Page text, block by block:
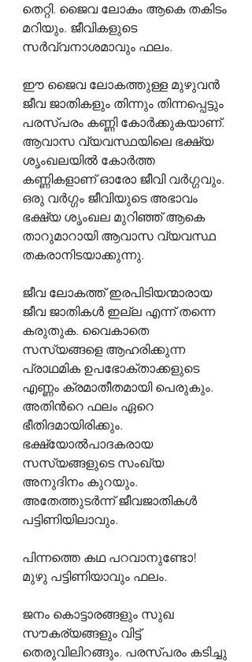
തെറ്റി. ജൈവ ലോകം ആകെ തകിടം
മറിയും. ജീവികളുടെ
സർവ്വനാശമാവും ഫലം.
ഈ ജൈവ ലോകത്തുള്ള മുഴുവൻ
ജീവ ജാതികളും തിന്നും തിന്നപ്പെട്ടും
പരസ്പരം കണ്ണി കോർക്കുകയാണ്.
ആവാസ വ്യവസ്ഥയിലെ ഭക്ഷ്യ
ശൃംഖലയിൽ കോർത്ത
കണ്ണികളാണ് ഓരോ ജീവി വർഗ്ഗവും.
ഒരു വർഗ്ഗം ജീവിയുടെ അഭാവം
ഭക്ഷ്യ ശൃംഖല മുറിഞ്ഞ് ആകെ
താറുമാറായി ആവാസ വ്യവസ്ഥ
തകരാനിടയാക്കുന്നു.
ജീവ ലോകത്ത് ഇരപിടിയന്മാരായ
ജീവ ജാതികൾ ഇല്ല എന്ന് തന്നെ
കരുതുക. വൈകാതെ
സസ്യങ്ങളെ ആഹരിക്കുന്ന
പ്രാഥമിക ഉപഭോക്താക്കളുടെ
എണ്ണം ക്രമാതീതമായി പെരുകും.
അതിൻറെ ഫലം ഏറെ
ഭീതിദമായിരിക്കും.
ഭക്ഷ്യോൽപാദകരായ
സസ്യങ്ങളുടെ സംഖ്യ
അനുദിനം കുറയും.
അതേത്തുടർന്ന് ജീവജാതികൾ
പട്ടിണിയിലാവും.
പിന്നത്തെ കഥ പറവാനുണ്ടോ!
മുഴു പട്ടിണിയാവും ഫലം.
ജനം കൊട്ടാരങ്ങളും സുഖ
സൗകര്യങ്ങളും വിട്ട്
തെരുവിലിറങ്ങും. പരസ്പരം കടിച്ചു